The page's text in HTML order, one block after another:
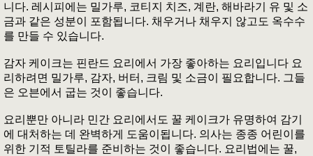
니다. 레시피에는 밀가루, 코티지 치즈, 계란, 해바라기 유 및 소
금과 같은 성분이 포함됩니다. 채우거나 채우지 않고도 옥수수
를 만들 수 있습니다.
감자 케이크는 핀란드 요리에서 가장 좋아하는 요리입니다 요
리하려면 밀가루, 감자, 버터, 크림 및 소금이 필요합니다. 그들
은 오븐에서 굽는 것이 좋습니다.
요리뿐만 아니라 민간 요리에서도 꿀 케이크가 유명하여 감기
에 대처하는 데 완벽하게 도움이됩니다. 의사는 종종 어린이를
위한 기적 토틸라를 준비하는 것이 좋습니다. 요리법에는 꿀,